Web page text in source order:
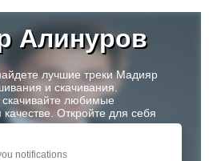
Алинуров
лучшие треки Мадияр
и скачивания.
любимые
Откройте для себя
перспективных артистов
notifications